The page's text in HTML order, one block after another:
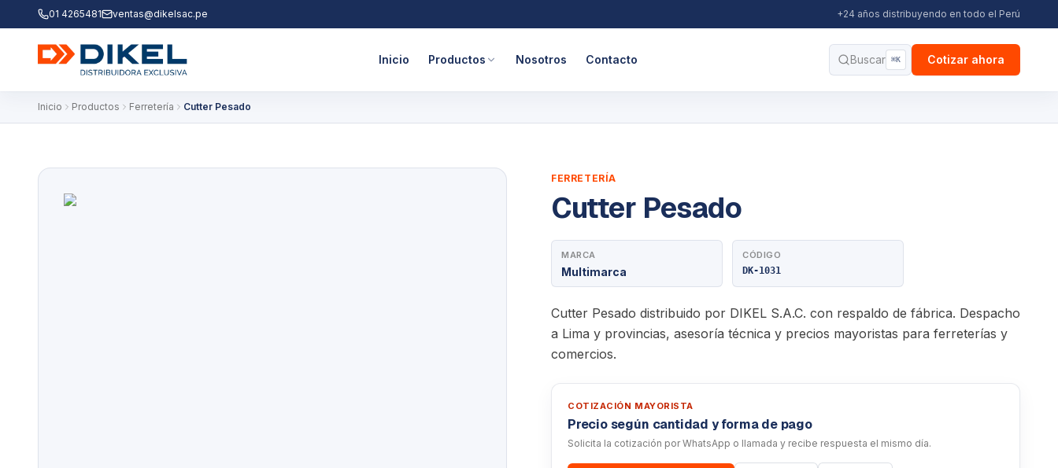
01 4265481 ventas@dikelsac.pe +24 años distribuyendo en todo el Perú
Inicio Productos Nosotros Contacto Buscar ⌘K Cotizar ahora
Inicio Productos Ferretería Cutter Pesado
FERRETERÍA
Cutter Pesado
MARCA
Multimarca
CÓDIGO
DK-1031
Cutter Pesado distribuido por DIKEL S.A.C. con respaldo de fábrica. Despacho
a Lima y provincias, asesoría técnica y precios mayoristas para ferreterías y
comercios.
COTIZACIÓN MAYORISTA
Precio según cantidad y forma de pago
Solicita la cotización por WhatsApp o llamada y recibe respuesta el mismo día.